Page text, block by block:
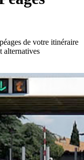
de votre itinéraire
alternatives